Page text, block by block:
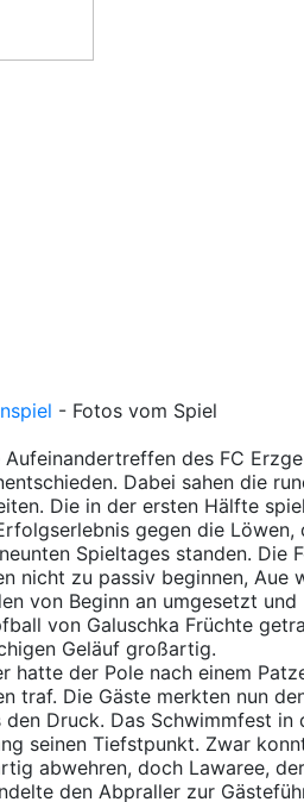
- Fotos vom Spiel
Aufeinandertreffen des FC
Dabei sahen die
Die in der ersten Hälfte
gegen die
Spieltages standen. Die
nicht zu passiv beginnen, Aue
von Beginn an umgesetzt
von Galuschka Früchte
Geläuf großartig.
hatte der Pole nach einem
traf. Die Gäste merkten nun
den Druck. Das Schwimmfest
seinen Tiefstpunkt. Zwar
abwehren, doch Lawaree,
den Abpraller zur